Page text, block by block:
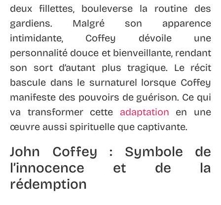
deux fillettes, bouleverse la routine des
gardiens. Malgré son apparence
intimidante, Coffey dévoile une
personnalité douce et bienveillante, rendant
son sort d’autant plus tragique. Le récit
bascule dans le surnaturel lorsque Coffey
manifeste des pouvoirs de guérison. Ce qui
va transformer cette adaptation en une
œuvre aussi spirituelle que captivante.
John Coffey : Symbole de
l’innocence et de la
rédemption